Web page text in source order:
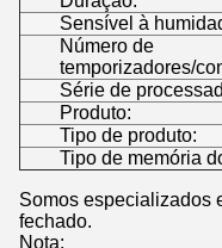
Sensível à
Número de
temporizadores/
Série de
Produto:
Tipo de produto:
Tipo de memória
Somos especializados
fechado.
Nota: